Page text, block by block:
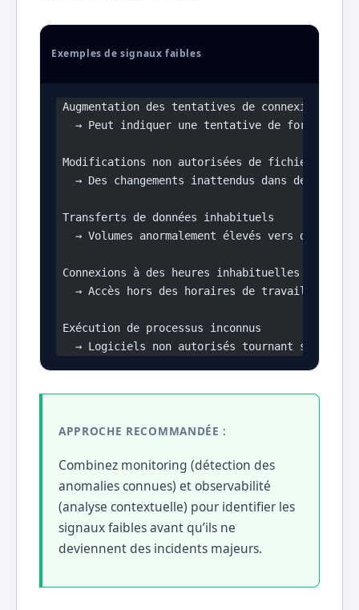
Exemples de signaux faibles
Augmentation des tentatives de connexion
   → Peut indiquer une tentative de force brute
Modifications non autorisées de fichiers
→ Des changements inattendus dans des
Transferts de données inhabituels
→ Volumes anormalement élevés vers des
Connexions à des heures inhabituelles
   → Accès hors des horaires de travail normaux
Exécution de processus inconnus
→ Logiciels non autorisés tournant sur le
APPROCHE RECOMMANDÉE :
Combinez monitoring (détection des
anomalies connues) et observabilité
(analyse contextuelle) pour identifier les
signaux faibles avant qu’ils ne
deviennent des incidents majeurs.